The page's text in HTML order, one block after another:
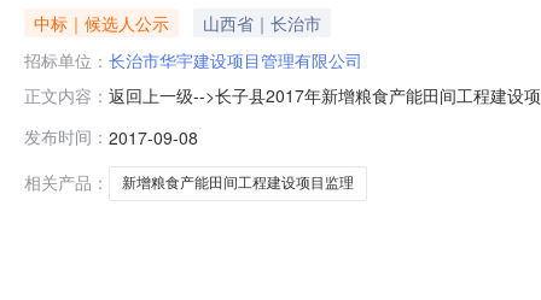
中标｜候选人公示
山西省｜长治市
招标单位： 长治市华宇建设项目管理有限公司
正文内容： 返回上一级-->长子县2017年新增粮食产能田间工程建设
年新增粮食产能田间工程建设项目监理第一标段：第一
发布时间： 2017-09-08
相关产品：
新增粮食产能田间工程建设项目监理